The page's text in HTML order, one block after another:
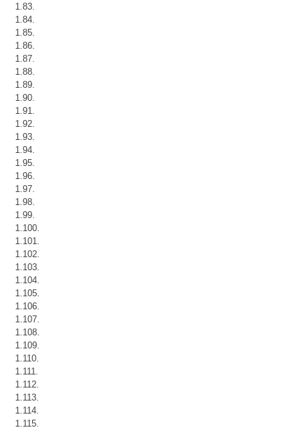
1.83.
1.84.
1.85.
1.86.
1.87.
1.88.
1.89.
1.90.
1.91.
1.92.
1.93.
1.94.
1.95.
1.96.
1.97.
1.98.
1.99.
1.100.
1.101.
1.102.
1.103.
1.104.
1.105.
1.106.
1.107.
1.108.
1.109.
1.110.
1.111.
1.112.
1.113.
1.114.
1.115.